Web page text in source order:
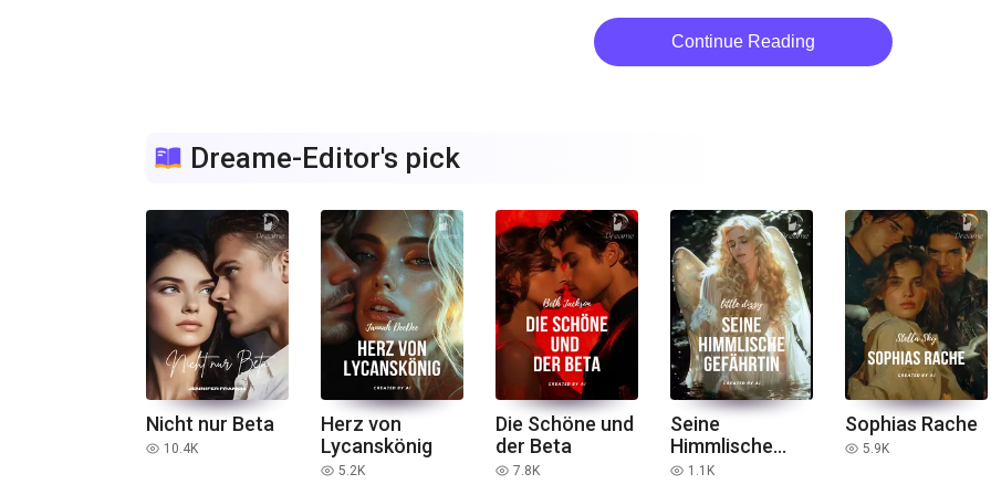
Continue Reading
Dreame-Editor's pick
Nicht nur Beta
read 10.4K
Herz von
Lycanskönig
read 5.2K
Die Schöne und
der Beta
read 7.8K
Seine
Himmlische
Gefährtin
read 1.1K
Sophias Rache
read 5.9K